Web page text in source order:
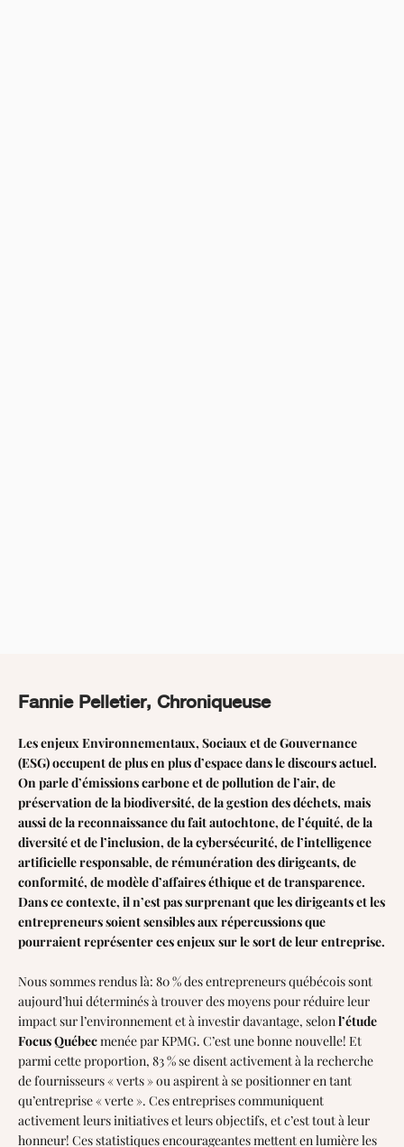
Fannie Pelletier, Chroniqueuse
Les enjeux Environnementaux, Sociaux et de Gouvernance
(ESG) occupent de plus en plus d’espace dans le discours actuel.
On parle d’émissions carbone et de pollution de l’air, de
préservation de la biodiversité, de la gestion des déchets, mais
aussi de la reconnaissance du fait autochtone, de l’équité, de la
diversité et de l’inclusion, de la cybersécurité, de l’intelligence
artificielle responsable, de rémunération des dirigeants, de
conformité, de modèle d’affaires éthique et de transparence.
Dans ce contexte, il n’est pas surprenant que les dirigeants et les
entrepreneurs soient sensibles aux répercussions que
pourraient représenter ces enjeux sur le sort de leur entreprise.
Nous sommes rendus là: 80 % des entrepreneurs québécois sont
aujourd’hui déterminés à trouver des moyens pour réduire leur
impact sur l’environnement et à investir davantage, selonl’étude
Focus Québecmenée par KPMG. C’est une bonne nouvelle! Et
parmi cette proportion, 83 % se disent activement à la recherche
de fournisseurs « verts » ou aspirent à se positionner en tant
qu’entreprise « verte ». Ces entreprises communiquent
activement leurs initiatives et leurs objectifs, et c’est tout à leur
honneur! Ces statistiques encourageantes mettent en lumière les